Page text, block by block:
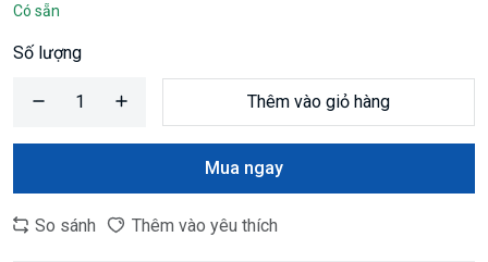
Có sẵn
Số lượng
Thêm vào giỏ hàng
Mua ngay
So sánh Thêm vào yêu thích